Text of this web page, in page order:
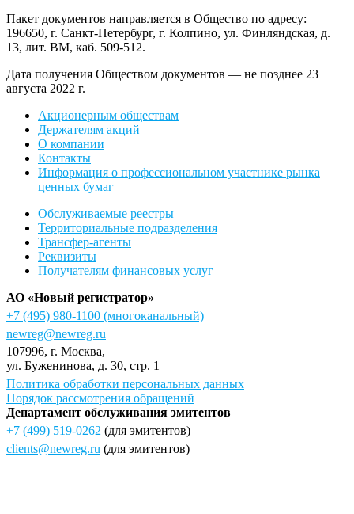
Пакет документов направляется в Общество по адресу:
196650, г. Санкт-Петербург, г. Колпино, ул. Финляндская, д.
13, лит. ВМ, каб. 509-512.
Дата получения Обществом документов — не позднее 23
августа 2022 г.
Акционерным обществам
Держателям акций
О компании
Контакты
Информация о профессиональном участнике рынка
ценных бумаг
Обслуживаемые реестры
Территориальные подразделения
Трансфер-агенты
Реквизиты
Получателям финансовых услуг
АО «Новый регистратор»
+7 (495) 980-1100 (многоканальный)
newreg@newreg.ru
107996, г. Москва,
ул. Буженинова, д. 30, стр. 1
Политика обработки персональных данных
Порядок рассмотрения обращений
Департамент обслуживания эмитентов
+7 (499) 519-0262 (для эмитентов)
clients@newreg.ru (для эмитентов)